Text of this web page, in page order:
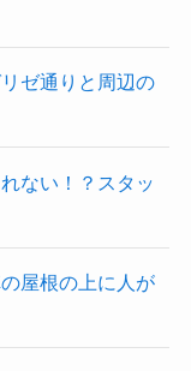
ゼ通りと周辺の
ない！？スタッ
屋根の上に人が